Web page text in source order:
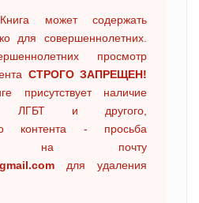
может содержать
для совершеннолетних.
просмотр
СТРОГО ЗАПРЕЩЕН!
присутствует наличие
ЛГБТ и другого,
контента - просьба
на почту
для удаления